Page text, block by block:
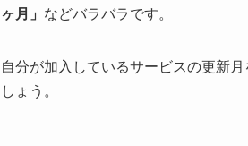
ヶ月」 などバラバラです。
自分が加入しているサービスの更新
しょう。